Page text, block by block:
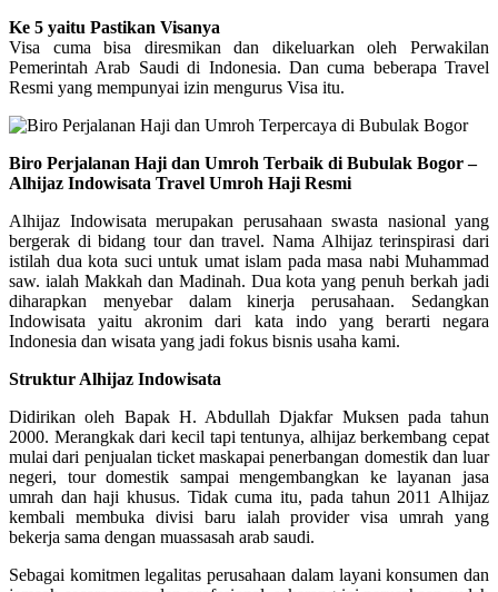
Ke 5 yaitu Pastikan Visanya
Visa cuma bisa diresmikan dan dikeluarkan oleh Perwakilan
Pemerintah Arab Saudi di Indonesia. Dan cuma beberapa Travel
Resmi yang mempunyai izin mengurus Visa itu.
Biro Perjalanan Haji dan Umroh Terbaik di Bubulak Bogor –
Alhijaz Indowisata Travel Umroh Haji Resmi
Alhijaz Indowisata merupakan perusahaan swasta nasional yang
bergerak di bidang tour dan travel. Nama Alhijaz terinspirasi dari
istilah dua kota suci untuk umat islam pada masa nabi Muhammad
saw. ialah Makkah dan Madinah. Dua kota yang penuh berkah jadi
diharapkan menyebar dalam kinerja perusahaan. Sedangkan
Indowisata yaitu akronim dari kata indo yang berarti negara
Indonesia dan wisata yang jadi fokus bisnis usaha kami.
Struktur Alhijaz Indowisata
Didirikan oleh Bapak H. Abdullah Djakfar Muksen pada tahun
2000. Merangkak dari kecil tapi tentunya, alhijaz berkembang cepat
mulai dari penjualan ticket maskapai penerbangan domestik dan luar
negeri, tour domestik sampai mengembangkan ke layanan jasa
umrah dan haji khusus. Tidak cuma itu, pada tahun 2011 Alhijaz
kembali membuka divisi baru ialah provider visa umrah yang
bekerja sama dengan muassasah arab saudi.
Sebagai komitmen legalitas perusahaan dalam layani konsumen dan